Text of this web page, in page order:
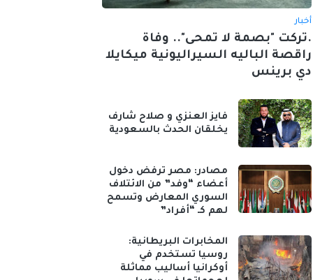
أخبار
.تركت "بصمة لا تمحى".. وفاة
راقصة الباليه السيراليونية ميكايلا
دي برينس
فايز العنزي و صلاح شارف
يخلقان الحدث بالسعودية
مصادر: مصر ترفض دخول
أعضاء “وفد” من الائتلاف
السوري المعارض وتسمح
لهم كـ “أفراد”
المخابرات البريطانية:
روسيا تستخدم في
أوكرانيا أساليب مماثلة